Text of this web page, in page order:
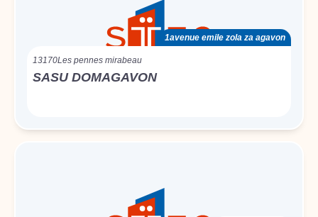
1avenue emile zola za agavon
13170Les pennes mirabeau
SASU DOMAGAVON